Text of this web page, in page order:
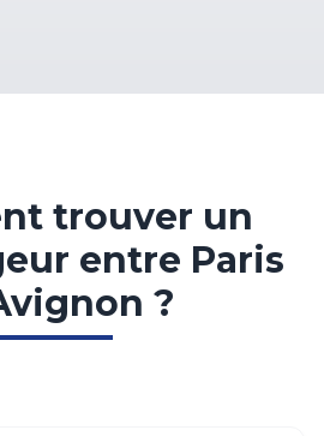
trouver un
entre Paris
?